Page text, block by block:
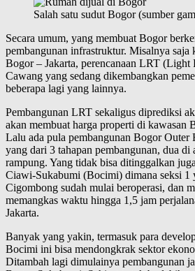
Salah satu sudut Bogor (sumber
Secara umum, yang membuat Bogor
pembangunan infrastruktur. Misalnya
Bogor – Jakarta, perencanaan LRT
Cawang yang sedang dikembangkan
beberapa lagi yang lainnya.
Pembangunan LRT sekaligus diprediksi
akan membuat harga properti di kawasan
Lalu ada pula pembangunan Bogor
yang dari 3 tahapan pembangunan, dua di
rampung. Yang tidak bisa ditinggalkan
Ciawi-Sukabumi (Bocimi) dimana seksi
Cigombong sudah mulai beroperasi, dan
memangkas waktu hingga 1,5 jam
Jakarta.
Banyak yang yakin, termasuk para
Bocimi ini bisa mendongkrak sektor
Ditambah lagi dimulainya pembangunan